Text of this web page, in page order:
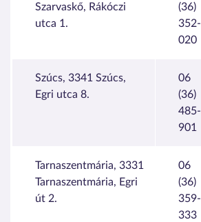
Szarvaskő, Rákóczi
utca 1.
(36)
352-
020
Szúcs, 3341 Szúcs,
Egri utca 8.
06
(36)
485-
901
Tarnaszentmária, 3331
Tarnaszentmária, Egri
út 2.
06
(36)
359-
333